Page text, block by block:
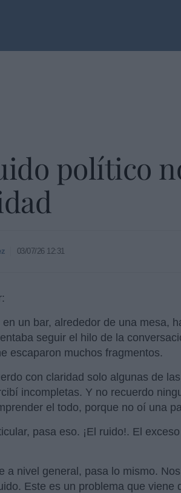
político
03/07/26 12:31
un bar, alrededor de una mesa,
seguir el hilo de la
escaparon muchos fragmentos.
con claridad solo algunas de
incompletas. Y no recuerdo
el todo, porque no oí una
pasa eso. ¡El ruido!. El
a nivel general, pasa lo mismo.
Este es un problema que viene